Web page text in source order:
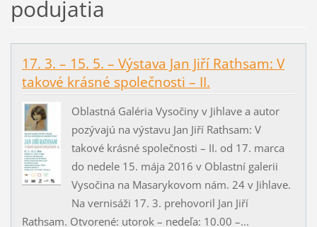
podujatia
17. 3. – 15. 5. – Výstava Jan Jiří Rathsam: V
takové krásné společnosti – II.
Oblastná Galéria Vysočiny v Jihlave a autor
pozývajú na výstavu Jan Jiří Rathsam: V
takové krásné společnosti – II. od 17. marca
do nedele 15. mája 2016 v Oblastní galerii
Vysočina na Masarykovom nám. 24 v Jihlave.
Na vernisáži 17. 3. prehovoril Jan Jiří
Rathsam. Otvorené: utorok – nedeľa: 10.00 –...